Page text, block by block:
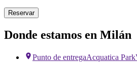
Reservar
Donde estamos en Milán
Punto de entregaAcquatica Park